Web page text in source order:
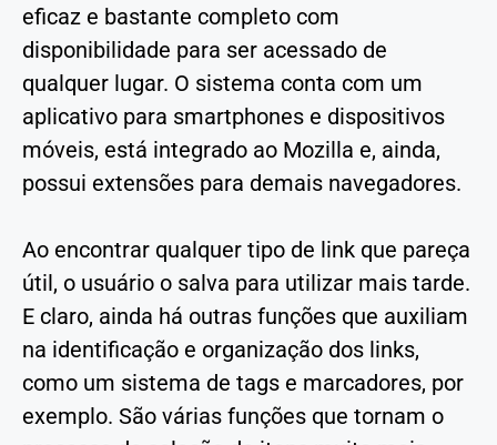
eficaz e bastante completo com
disponibilidade para ser acessado de
qualquer lugar. O sistema conta com um
aplicativo para smartphones e dispositivos
móveis, está integrado ao Mozilla e, ainda,
possui extensões para demais navegadores.
Ao encontrar qualquer tipo de link que pareça
útil, o usuário o salva para utilizar mais tarde.
E claro, ainda há outras funções que auxiliam
na identificação e organização dos links,
como um sistema de tags e marcadores, por
exemplo. São várias funções que tornam o